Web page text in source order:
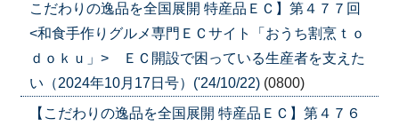
こだわりの逸品を全国展開 特産品ＥＣ】第４７７回
<和食手作りグルメ専門ＥＣサイト「おうち割烹ｔｏ
ｄｏｋｕ」> ＥＣ開設で困っている生産者を支えた
い（2024年10月17日号）('24/10/22) (0800)
【こだわりの逸品を全国展開 特産品ＥＣ】第４７６